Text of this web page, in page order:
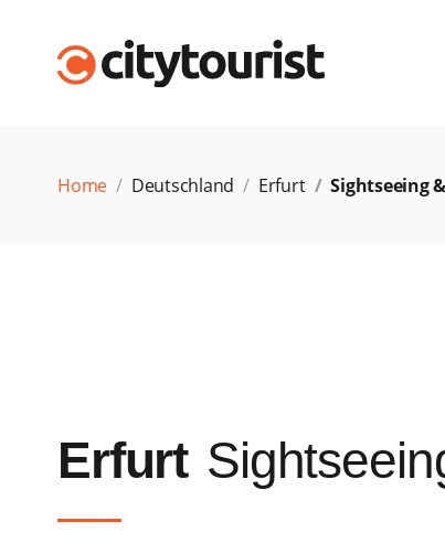
Home Deutschland Erfurt Sightseeing
Erfurt